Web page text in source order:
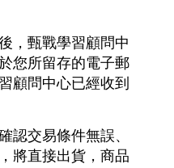
，甄戰學習顧問中
您所留存的電子郵
顧問中心已經收到
認交易條件無誤、
將直接出貨，商品